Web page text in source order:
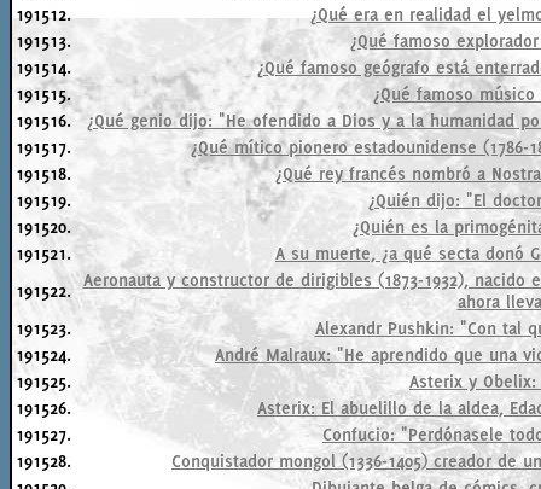
191512.
¿Qué era en realidad el
191513.
¿Qué famoso
191514.
¿Qué famoso geógrafo está
191515.
¿Qué famoso
191516.
¿Qué genio dijo: "He ofendido a Dios y a la humanidad
191517.
¿Qué mítico pionero estadounidense
191518.
¿Qué rey francés nombró a
191519.
¿Quién dijo: "El
191520.
¿Quién es la
191521.
A su muerte, ¿a qué secta donó
191522. Aeronauta y constructor de dirigibles (1873-1932),
ahora
191523.
Alexandr Pushkin: "Con tal
191524.
André Malraux: "He aprendido que una
191525.
Asterix y Obelix:
191526.
Asterix: El abuelillo de la aldea,
191527.
Confucio: "Perdónasele
191528.
Conquistador mongol (1336-1405) creador de